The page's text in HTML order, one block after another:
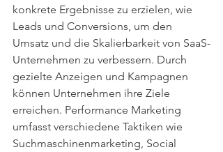
konkrete Ergebnisse zu erzielen, wie
Leads und Conversions, um den
Umsatz und die Skalierbarkeit von SaaS-
Unternehmen zu verbessern. Durch
gezielte Anzeigen und Kampagnen
können Unternehmen ihre Ziele
erreichen. Performance Marketing
umfasst verschiedene Taktiken wie
Suchmaschinenmarketing, Social